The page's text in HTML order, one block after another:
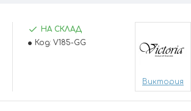
НА СКЛАД
Код: V185-GG
Виктория